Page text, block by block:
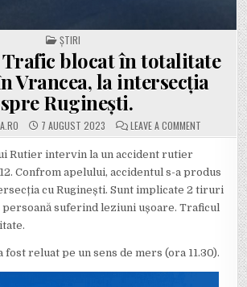
POSTED IN
ȘTIRI
Trafic blocat în totalitate
Vrancea, la intersecția
spre Ruginești.
7 AUGUST 2023 LEAVE A COMMENTON
Rutier intervin la un accident rutier
Confrom apelului, accidentul s-a produs
cu Ruginești. Sunt implicate 2 tiruri
persoană suferind leziuni ușoare. Traficul
fost reluat pe un sens de mers (ora 11.30).